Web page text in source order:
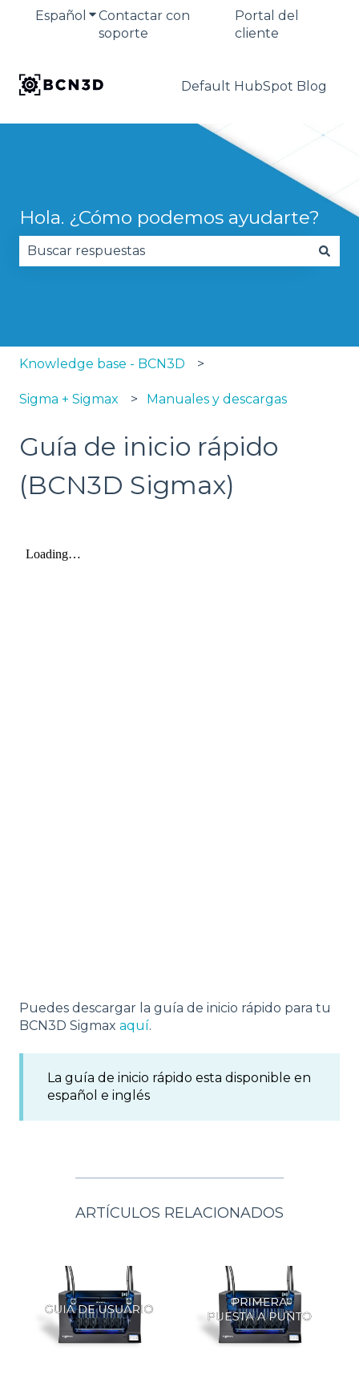
Español Traducciones de Mostrar submenú de
Contactar con
soporte
Portal del
cliente
Default HubSpot Blog
Hola. ¿Cómo podemos ayudarte?
Knowledge base - BCN3D
Sigma + Sigmax Manuales y descargas
Guía de inicio rápido
(BCN3D Sigmax)
Puedes descargar la guía de inicio rápido para tu
BCN3D Sigmax aquí.
La guía de inicio rápido esta disponible en
español e inglés
ARTÍCULOS RELACIONADOS